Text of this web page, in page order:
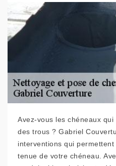
Avez-vous les chéneaux
des trous ? Gabriel
interventions qui
tenue de votre chéneau.